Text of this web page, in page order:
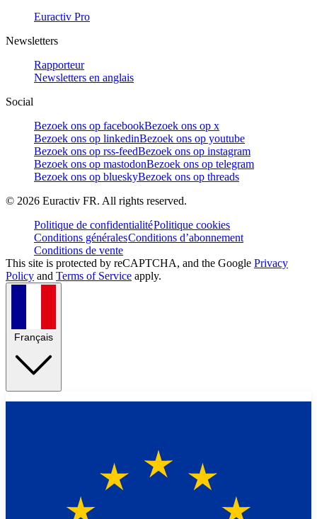
Euractiv Pro
Newsletters
Rapporteur
Newsletters en anglais
Social
Bezoek ons op facebookBezoek ons op x
Bezoek ons op linkedinBezoek ons op youtube
Bezoek ons op rss-feedBezoek ons op instagram
Bezoek ons op mastodonBezoek ons op telegram
Bezoek ons op blueskyBezoek ons op threads
© 2026 Euractiv FR. All rights reserved.
Politique de confidentialitéPolitique cookies
Conditions généralesConditions d’abonnement
Conditions de vente
This site is protected by reCAPTCHA, and the Google Privacy
Policy and Terms of Service apply.
Français